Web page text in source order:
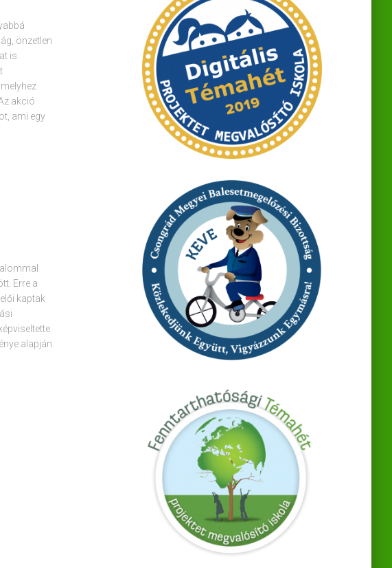
önzetlen
is
akció
ami egy
Erre a
kaptak
alapján.